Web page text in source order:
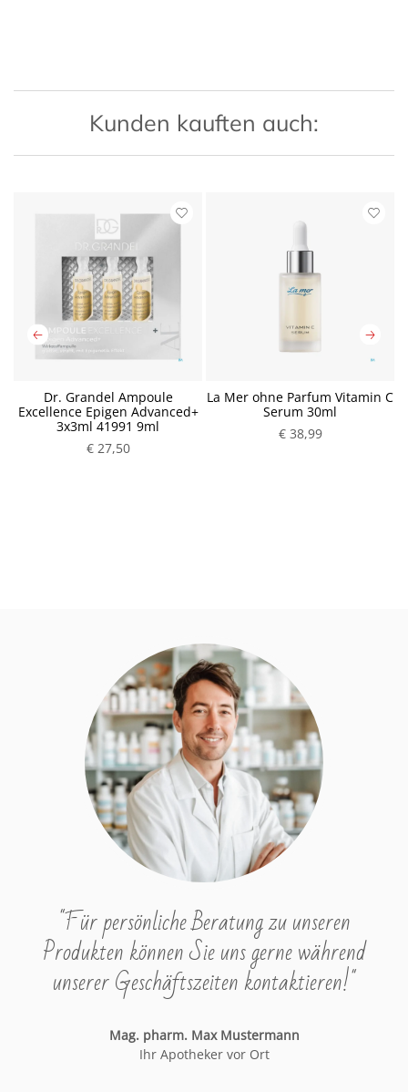
Kunden kauften auch:
Dr. Grandel Ampoule
Excellence Epigen Advanced+
3x3ml 41991 9ml
€ 27,50
La Mer ohne Parfum Vitamin C
Serum 30ml
€ 38,99
"Für persönliche Beratung zu unseren
Produkten können Sie uns gerne während
unserer Geschäftszeiten kontaktieren!"
Mag. pharm. Max Mustermann
Ihr Apotheker vor Ort